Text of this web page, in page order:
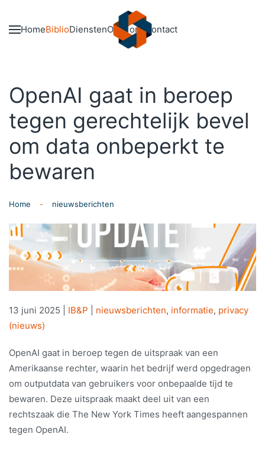
Skip to main content
HomeBiblioDienstenOver onsContact
OpenAI gaat in beroep
tegen gerechtelijk bevel
om data onbeperkt te
bewaren
Home nieuwsberichten
13 juni 2025 IB&P nieuwsberichten, informatie, privacy
(nieuws)
OpenAI gaat in beroep tegen de uitspraak van een
Amerikaanse rechter, waarin het bedrijf werd opgedragen
om outputdata van gebruikers voor onbepaalde tijd te
bewaren. Deze uitspraak maakt deel uit van een
rechtszaak die The New York Times heeft aangespannen
tegen OpenAI.